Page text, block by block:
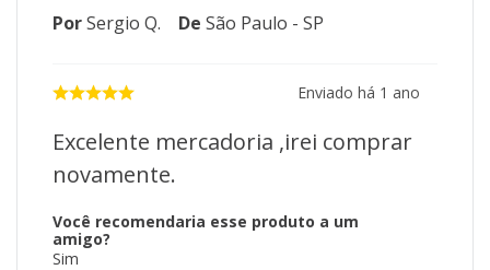
PorSergio Q. De São Paulo - SP
Enviado há 1 ano
Excelente mercadoria ,irei comprar
novamente.
Você recomendaria esse produto a um
amigo?
Sim